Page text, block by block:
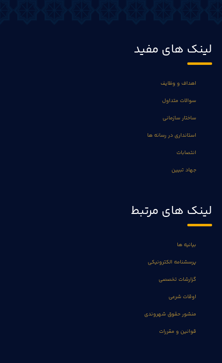
لینک های مفید
اهداف و وظایف
سوالات متداول
ساختار سازمانی
استانداری در رسانه ها
انتصابات
جهاد تبیین
لینک های مرتبط
بیانیه ها
پرسشنامه الکترونیکی
گزارشات تخصصی
اوقات شرعی
منشور حقوق شهروندی
قوانین و مقررات